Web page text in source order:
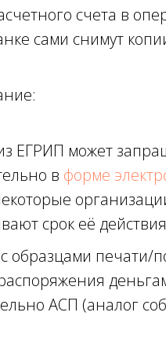
счета в
сами снимут
ЕГРИП может
в форме
срок её
образцами печати/
АСП (аналог